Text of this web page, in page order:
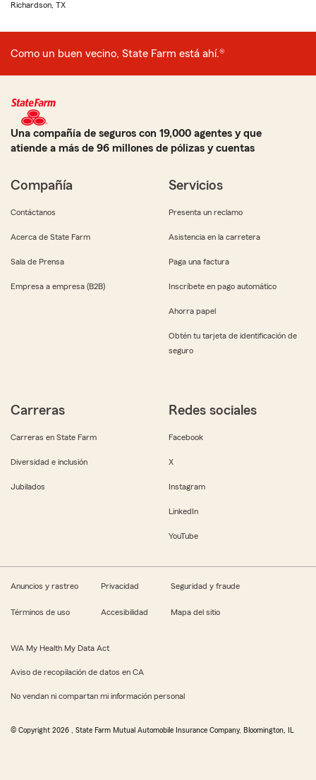
Richardson, TX
Como un buen vecino, State Farm está ahí.®
Una compañía de seguros con 19,000 agentes y que
atiende a más de 96 millones de pólizas y cuentas
Compañía
Contáctanos
Acerca de State Farm
Sala de Prensa
Empresa a empresa (B2B)
Servicios
Presenta un reclamo
Asistencia en la carretera
Paga una factura
Inscríbete en pago automático
Ahorra papel
Obtén tu tarjeta de identificación de
seguro
Carreras
Carreras en State Farm
Diversidad e inclusión
Jubilados
Redes sociales
Facebook
X
Instagram
LinkedIn
YouTube
Anuncios y rastreo Privacidad Seguridad y fraude
Términos de uso Accesibilidad Mapa del sitio
WA My Health My Data Act
Aviso de recopilación de datos en CA
No vendan ni compartan mi información personal
© Copyright 2026 , State Farm Mutual Automobile Insurance Company, Bloomington, IL